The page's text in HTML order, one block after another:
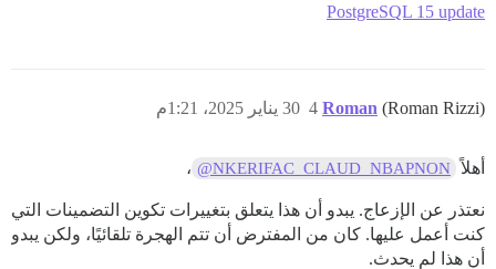
PostgreSQL 15 update
Roman (Roman Rizzi) 30 يناير 2025، 1:21م 4
أهلاً @NKERIFAC_CLAUD_NBAPNON ،
نعتذر عن الإزعاج. يبدو أن هذا يتعلق بتغييرات تكوين التضمينات التي
كنت أعمل عليها. كان من المفترض أن تتم الهجرة تلقائيًا، ولكن يبدو
أن هذا لم يحدث.